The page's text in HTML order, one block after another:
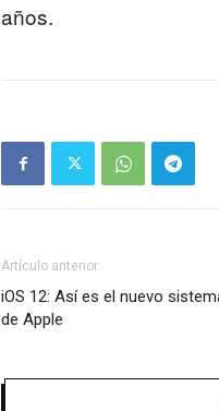
años.
Artículo anterior
iOS 12: Así es el nuevo
de Apple